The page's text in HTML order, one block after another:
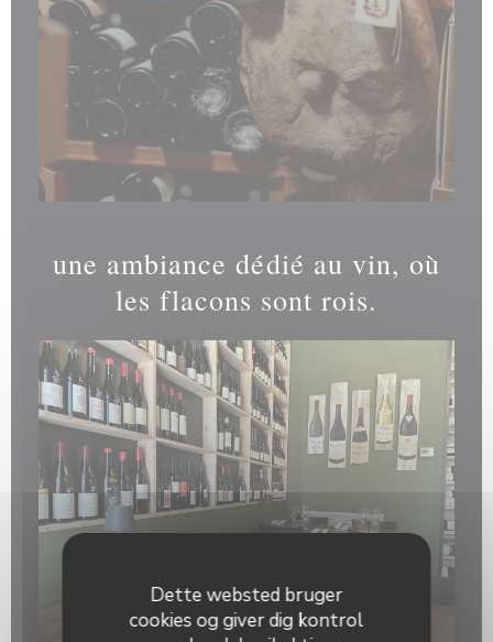
Dette websted bruger
cookies og giver dig kontrol
une ambiance dédié au vin, où
les flacons sont rois.